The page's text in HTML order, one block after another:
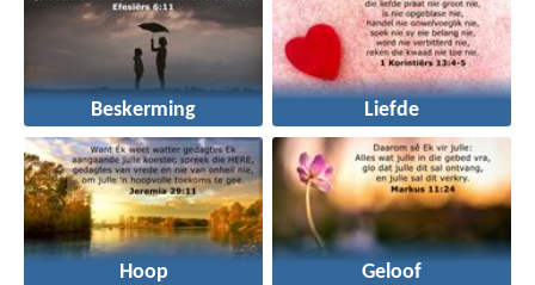
Beskerming Liefde
Hoop Geloof